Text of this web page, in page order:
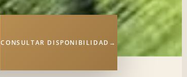
CONSULTAR DISPONIBILIDAD